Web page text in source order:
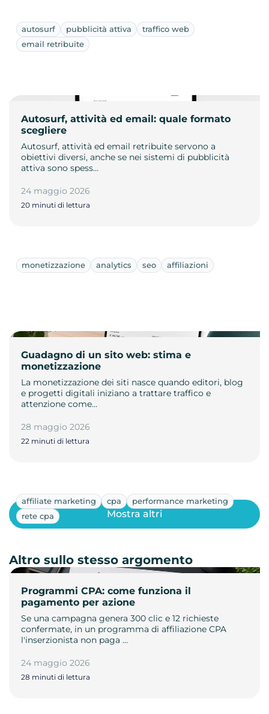
autosurf pubblicità attiva
traffico web
email retribuite
Autosurf, attività ed email: quale formato
scegliere
Autosurf, attività ed email retribuite servono a
obiettivi diversi, anche se nei sistemi di pubblicità
attiva sono spess…
24 maggio 2026
20 minuti di lettura
monetizzazione analytics seo affiliazioni
Guadagno di un sito web: stima e
monetizzazione
La monetizzazione dei siti nasce quando editori, blog
e progetti digitali iniziano a trattare traffico e
attenzione come…
28 maggio 2026
22 minuti di lettura
affiliate marketing cpa
performance marketing
rete cpa
Programmi CPA: come funziona il
pagamento per azione
Se una campagna genera 300 clic e 12 richieste
confermate, in un programma di affiliazione CPA
l'inserzionista non paga …
24 maggio 2026
28 minuti di lettura
Mostra altri
Altro sullo stesso argomento